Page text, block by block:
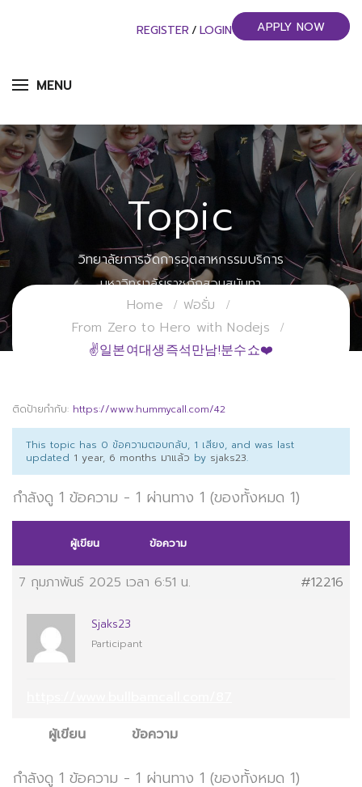
MENU
REGISTER / LOGIN APPLY NOW
Topic
วิทยาลัยการจัดการอุตสาหกรรมบริการ
มหาวิทยาลัยราชภัฏสวนสุนันทา
Home
ฟอรั่ม
From Zero to Hero with Nodejs
✌일본여대생즉석만남!분수쇼❤️
ติดป้ายกำกับ: https://www.hummycall.com/42
This topic has 0 ข้อความตอบกลับ, 1 เสียง, and was last
updated 1 year, 6 months มาแล้ว by sjaks23.
กำลังดู 1 ข้อความ - 1 ผ่านทาง 1 (ของทั้งหมด 1)
ผู้เขียน ข้อความ
7 กุมภาพันธ์ 2025 เวลา 6:51 น. #12216
Sjaks23
Participant
ผู้เขียน
ข้อความ
กำลังดู 1 ข้อความ - 1 ผ่านทาง 1 (ของทั้งหมด 1)